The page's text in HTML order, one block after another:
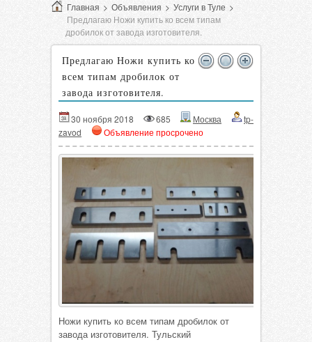
Главная > Объявления > Услуги в Туле >
Предлагаю Ножи купить ко всем типам
дробилок от завода изготовителя.
Предлагаю Ножи купить ко
всем типам дробилок от
завода изготовителя.
30 ноября 2018 685 Москва
tp-
zavod
Объявление просрочено
Ножи купить ко всем типам дробилок от
завода изготовителя. Тульский